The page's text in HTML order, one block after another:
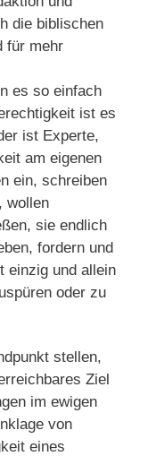
die biblischen
für mehr
es so einfach
ist es
ist Experte,
am eigenen
ein, schreiben
wollen
sie endlich
fordern und
einzig und allein
oder zu
stellen,
Ziel
im ewigen
von
eines